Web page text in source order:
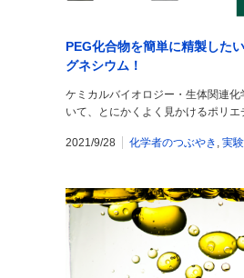
PEG化合物を簡単に精製した
グネシウム！
ケミカルバイオロジー・生体関連
いて、とにかくよく見かけるポリ
2021/9/28 化学者のつぶやき , 実